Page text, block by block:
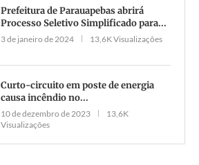
Prefeitura de Parauapebas abrirá
Processo Seletivo Simplificado para...
3 de janeiro de 2024 13,6K Visualizações
Curto-circuito em poste de energia
causa incêndio no...
10 de dezembro de 2023
13,6K
Visualizações